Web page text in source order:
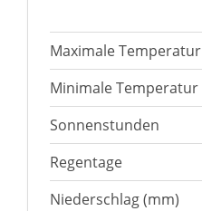
Maximale Temperatur
Minimale Temperatur
Sonnenstunden
Regentage
Niederschlag (mm)